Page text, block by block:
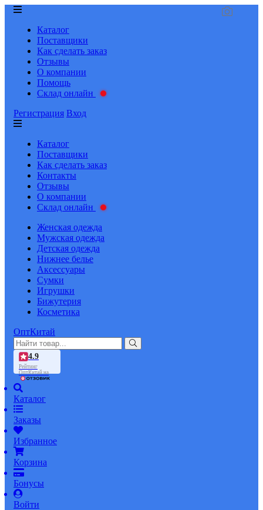
Каталог
Поставщики
Как сделать заказ
Отзывы
О компании
Помощь
Склад онлайн
Регистрация Вход
Каталог
Поставщики
Как сделать заказ
Контакты
Отзывы
О компании
Склад онлайн
Женская одежда
Мужская одежда
Детская одежда
Нижнее белье
Аксессуары
Сумки
Игрушки
Бижутерия
Косметика
ОптКитай
4.9
Рейтинг
ОптКитай на
Каталог
Заказы
Избранное
Корзина
Бонусы
Войти